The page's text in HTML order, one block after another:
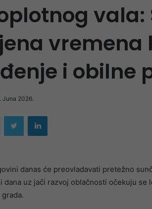
vala:
vremena
i obilne
Juna 2026.
FacebookTwitter LinkedIn
danas će preovladavati pretežno
dana uz jači razvoj oblačnosti očekuju se